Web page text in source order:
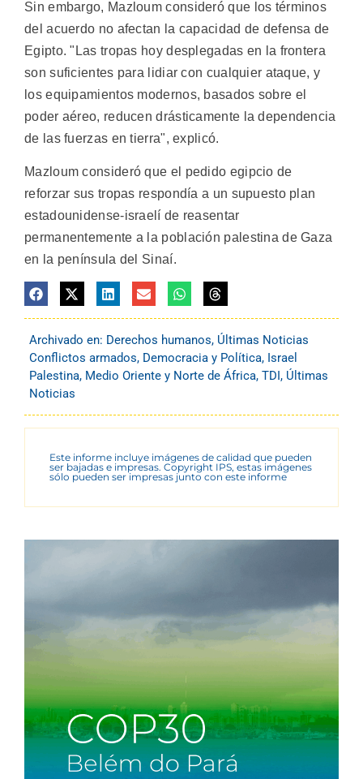
Sin embargo, Mazloum consideró que los términos
del acuerdo no afectan la capacidad de defensa de
Egipto. "Las tropas hoy desplegadas en la frontera
son suficientes para lidiar con cualquier ataque, y
los equipamientos modernos, basados sobre el
poder aéreo, reducen drásticamente la dependencia
de las fuerzas en tierra", explicó.
Mazloum consideró que el pedido egipcio de
reforzar sus tropas respondía a un supuesto plan
estadounidense-israelí de reasentar
permanentemente a la población palestina de Gaza
en la península del Sinaí.
Archivado en: Derechos humanos, Últimas Noticias
Conflictos armados, Democracia y Política, Israel
Palestina, Medio Oriente y Norte de África, TDI, Últimas
Noticias
Este informe incluye imágenes de calidad que pueden
ser bajadas e impresas. Copyright IPS, estas imágenes
sólo pueden ser impresas junto con este informe